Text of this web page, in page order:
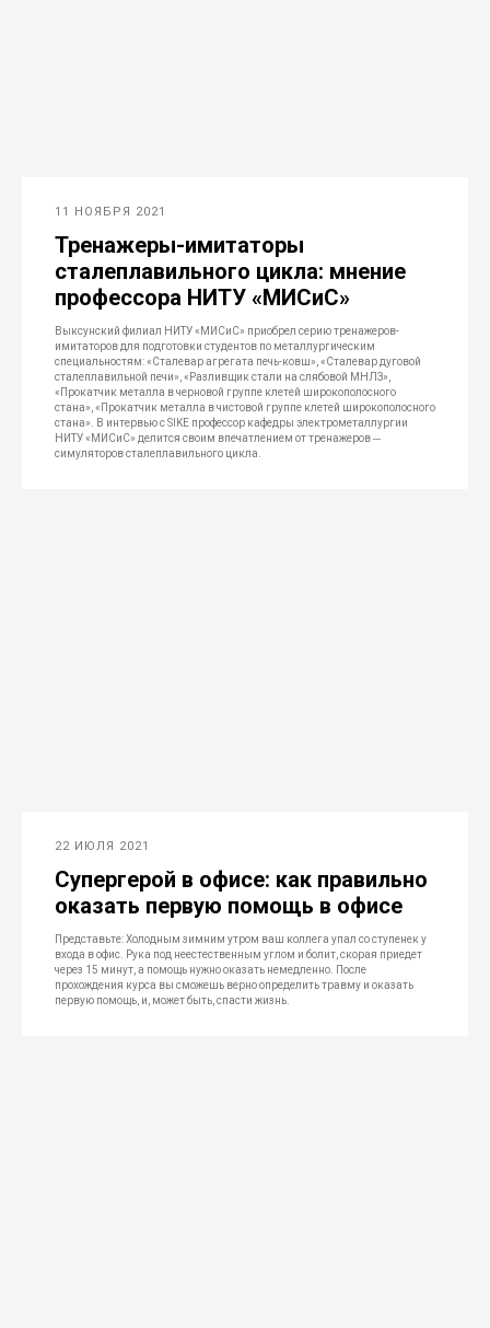
11 НОЯБРЯ 2021
Тренажеры-имитаторы
сталеплавильного цикла: мнение
профессора НИТУ «МИСиС»
Выксунский филиал НИТУ «МИСиС» приобрел серию тренажеров-
имитаторов для подготовки студентов по металлургическим
специальностям: «Сталевар агрегата печь-ковш», «Сталевар дуговой
сталеплавильной печи», «Разливщик стали на слябовой МНЛЗ»,
«Прокатчик металла в черновой группе клетей широкополосного
стана», «Прокатчик металла в чистовой группе клетей широкополосного
стана». В интервью с SIKE профессор кафедры электрометаллургии
НИТУ «МИСиС» делится своим впечатлением от тренажеров ─​
симуляторов сталеплавильного цикла.
22 ИЮЛЯ 2021
Супергерой в офисе: как правильно
оказать первую помощь в офисе
Представьте: Холодным зимним утром ваш коллега упал со ступенек у
входа в офис. Рука под неестественным углом и болит, скорая приедет
через 15 минут, а помощь нужно оказать немедленно. После
прохождения курса вы сможешь верно определить травму и оказать
первую помощь, и, может быть, спасти жизнь.